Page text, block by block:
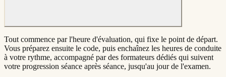
Tout commence par l'heure d'évaluation, qui fixe le point de départ.
Vous préparez ensuite le code, puis enchaînez les heures de conduite
à votre rythme, accompagné par des formateurs dédiés qui suivent
votre progression séance après séance, jusqu'au jour de l'examen.